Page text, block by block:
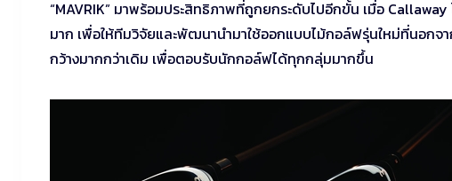
“MAVRIK” มาพร้อมประสิทธิภาพที่ถูกยกระดับไปอีกขั้น เมื่อ
มาก เพื่อให้ทีมวิจัยและพัฒนานำมาใช้ออกแบบไม้กอล์ฟรุ่นใหม่ที่นอกจ
กว้างมากกว่าเดิม เพื่อตอบรับนักกอล์ฟได้ทุกกลุ่มมากขึ้น